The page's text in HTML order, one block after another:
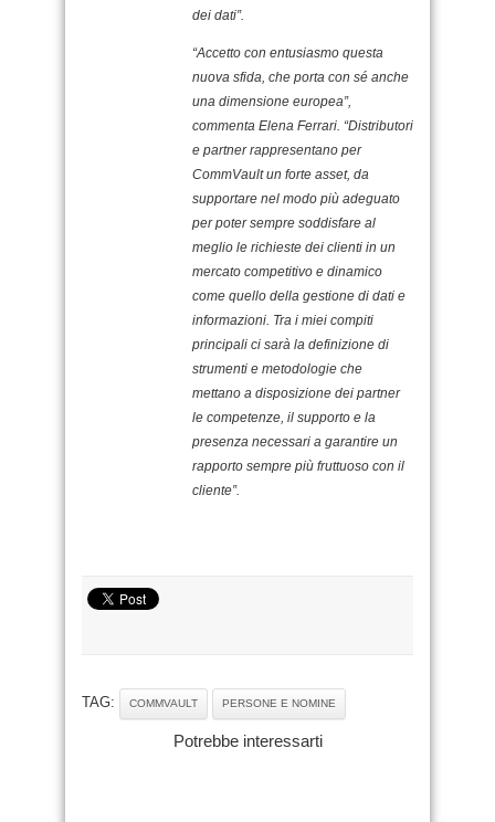
dei dati”.
“Accetto con entusiasmo questa
nuova sfida, che porta con sé anche
una dimensione europea”,
commenta Elena Ferrari. “Distributori
e partner rappresentano per
CommVault un forte asset, da
supportare nel modo più adeguato
per poter sempre soddisfare al
meglio le richieste dei clienti in un
mercato competitivo e dinamico
come quello della gestione di dati e
informazioni. Tra i miei compiti
principali ci sarà la definizione di
strumenti e metodologie che
mettano a disposizione dei partner
le competenze, il supporto e la
presenza necessari a garantire un
rapporto sempre più fruttuoso con il
cliente”.
TAG: COMMVAULT PERSONE E NOMINE
Potrebbe interessarti